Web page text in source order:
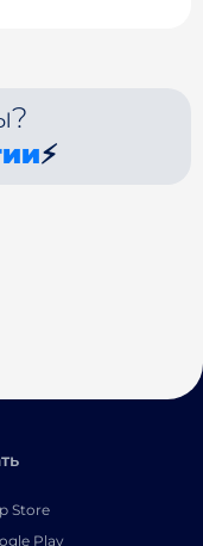
⚡
Store
Play